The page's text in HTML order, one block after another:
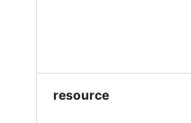
resource